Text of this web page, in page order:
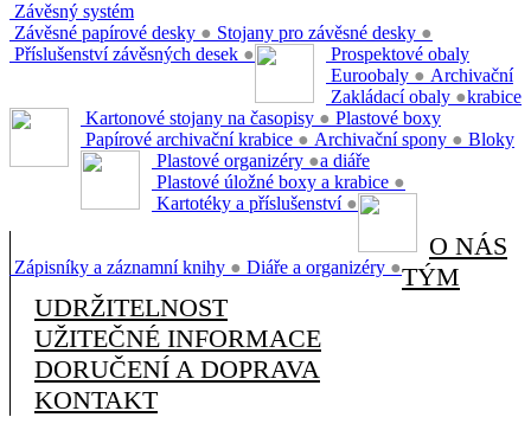
Závěsný systém
Závěsné papírové desky ● Stojany pro závěsné desky ●
Příslušenství závěsných desek ●
Prospektové obaly
Euroobaly ●
Zakládací obaly ●
Archivační
krabice
Kartonové stojany na časopisy ●
Papírové archivační krabice ● Archivační spony ●
Plastové boxy
Plastové organizéry ●
Plastové úložné boxy a krabice ●
Kartotéky a příslušenství ●
Bloky
a diáře
Zápisníky a záznamní knihy ● Diáře a organizéry ●
O NÁS
TÝM
UDRŽITELNOST
UŽITEČNÉ INFORMACE
DORUČENÍ A DOPRAVA
KONTAKT